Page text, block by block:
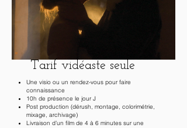
Tarif vidéaste seule
Une visio ou un rendez-vous pour faire
connaissance
10h de présence le jour J
Post production (dérush, montage, colorimétrie,
mixage, archivage)
Livraison d’un film de 4 à 6 minutes sur une